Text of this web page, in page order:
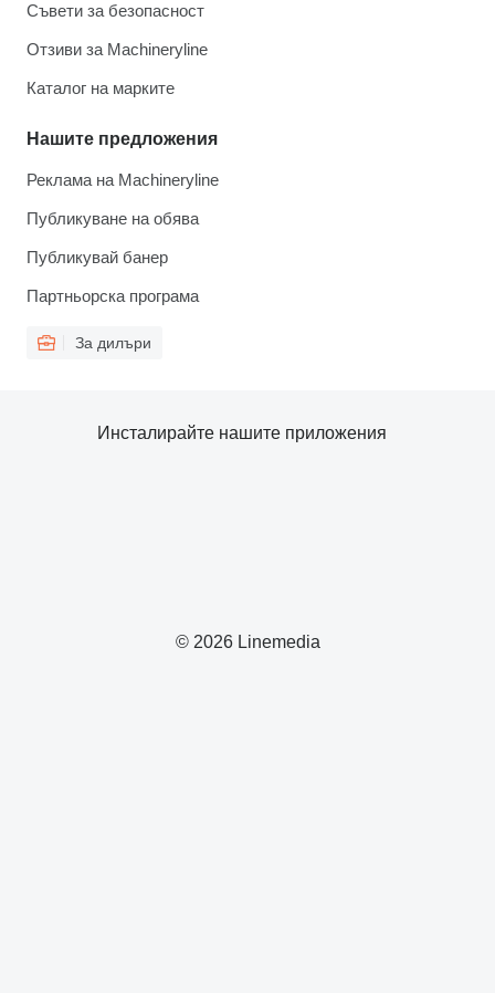
Съвети за безопасност
Отзиви за Machineryline
Каталог на марките
Нашите предложения
Реклама на Machineryline
Публикуване на обява
Публикувай банер
Партньорска програма
За дилъри
© 2026 Linemedia
Инсталирайте нашите приложения